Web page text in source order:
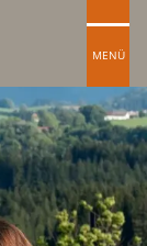
MENÜ